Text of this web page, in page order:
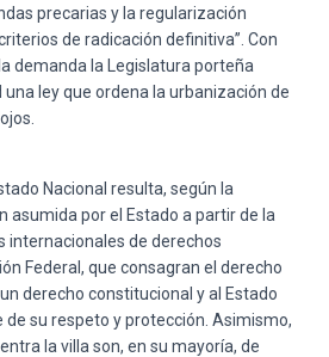
precarias y la regularización
de radicación definitiva”. Con
demanda la Legislatura porteña
ley que ordena la urbanización de
Nacional resulta, según la
asumida por el Estado a partir de la
internacionales de derechos
Federal, que consagran el derecho
derecho constitucional y al Estado
de su respeto y protección. Asimismo,
la villa son, en su mayoría, de